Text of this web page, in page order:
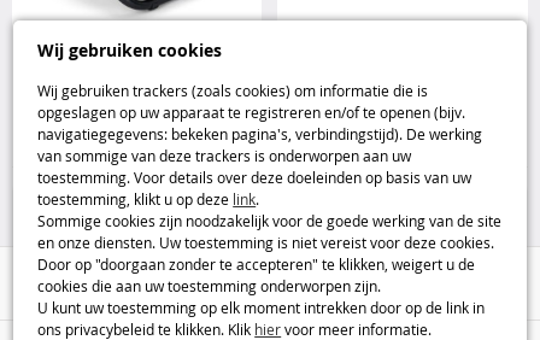
Wij gebruiken cookies
Wij gebruiken trackers (zoals cookies) om informatie die is
opgeslagen op uw apparaat te registreren en/of te openen (bijv.
navigatiegegevens: bekeken pagina's, verbindingstijd). De werking
van sommige van deze trackers is onderworpen aan uw
toestemming. Voor details over deze doeleinden op basis van uw
toestemming, klikt u op deze link.
Sommige cookies zijn noodzakelijk voor de goede werking van de site
en onze diensten. Uw toestemming is niet vereist voor deze cookies.
Door op "doorgaan zonder te accepteren" te klikken, weigert u de
cookies die aan uw toestemming onderworpen zijn.
U kunt uw toestemming op elk moment intrekken door op de link in
ons privacybeleid te klikken. Klik hiervoor meer informatie.
Groene rugzakstoel met
geïsoleerd koelvak Livoo
23,95€
Huis & Vrije Tijd
Livoo
39,95€
Huis & Vrije Tijd
Hulp / Contact